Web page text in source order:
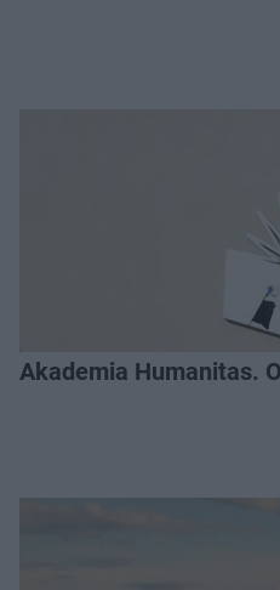
Akademia Humanitas.